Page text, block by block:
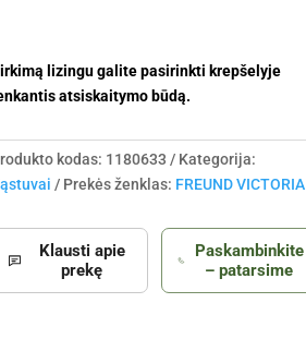
lizingu galite pasirinkti krepšelyje
atsiskaitymo būdą.
kodas: 1180633
Kategorija:
Prekės ženklas: FREUND VICTORIA
Klausti apie
prekę
Paskambinkite
– patarsime